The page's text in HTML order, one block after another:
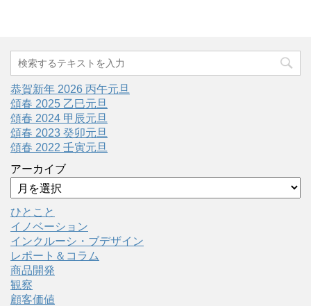
恭賀新年 2026 丙午元旦
頌春 2025 乙巳元旦
頌春 2024 甲辰元旦
頌春 2023 癸卯元旦
頌春 2022 壬寅元旦
アーカイブ
ひとこと
イノベーション
インクルーシ・ブデザイン
レポート＆コラム
商品開発
観察
顧客価値